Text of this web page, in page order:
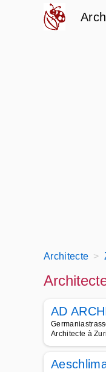
Architecte
AD
Architecte à